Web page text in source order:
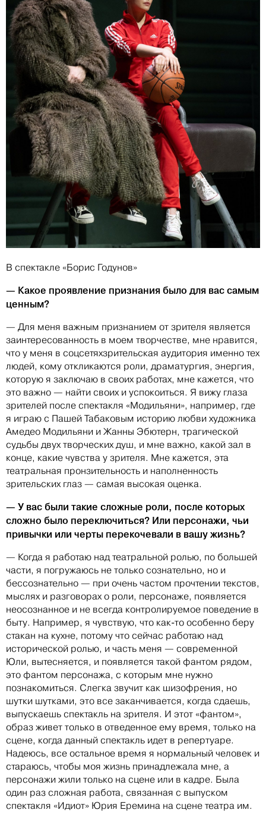
В спектакле «Борис Годунов»
— Какое проявление признания было для вас самым
ценным?
— Для меня важным признанием от зрителя является
заинтересованность в моем творчестве, мне нравится,
что у меня в соцсетяхзрительская аудитория именно тех
людей, кому откликаются роли, драматургия, энергия,
которую я заключаю в своих работах, мне кажется, что
это важно — найти своих и успокоиться. Я вижу глаза
зрителей после спектакля «Модильяни», например, где
я играю с Пашей Табаковым историю любви художника
Амедео Модильяни и Жанны Эбютерн, трагической
судьбы двух творческих душ, и мне важно, какой зал в
конце, какие чувства у зрителя. Мне кажется, эта
театральная пронзительность и наполненность
зрительских глаз — самая высокая оценка.
— У вас были такие сложные роли, после которых
сложно было переключиться? Или персонажи, чьи
привычки или черты перекочевали в вашу жизнь?
— Когда я работаю над театральной ролью, по большей
части, я погружаюсь не только сознательно, но и
бессознательно — при очень частом прочтении текстов,
мыслях и разговорах о роли, персонаже, появляется
неосознанное и не всегда контролируемое поведение в
быту. Например, я чувствую, что как-то особенно беру
стакан на кухне, потому что сейчас работаю над
исторической ролью, и часть меня — современной
Юли, вытесняется, и появляется такой фантом рядом,
это фантом персонажа, с которым мне нужно
познакомиться. Слегка звучит как шизофрения, но
шутки шутками, это все заканчивается, когда сдаешь,
выпускаешь спектакль на зрителя. И этот «фантом»,
образ живет только в отведенное ему время, только на
сцене, когда данный спектакль идет в репертуаре.
Надеюсь, все остальное время я нормальный человек и
стараюсь, чтобы моя жизнь принадлежала мне, а
персонажи жили только на сцене или в кадре. Была
один раз сложная работа, связанная с выпуском
спектакля «Идиот» Юрия Еремина на сцене театра им.